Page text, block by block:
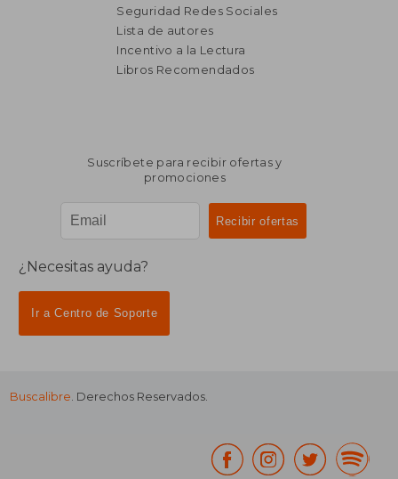
Seguridad Redes Sociales
Lista de autores
Incentivo a la Lectura
Libros Recomendados
Suscríbete para recibir ofertas y
promociones
¿Necesitas ayuda?
Ir a Centro de Soporte
Buscalibre . Derechos Reservados.